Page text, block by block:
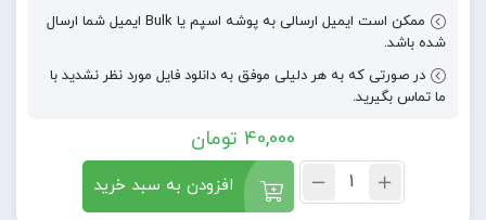
ممکن است ایمیل ارسالی به پوشه اسپم یا Bulk ایمیل شما ارسال
شده باشد.
در صورتی که به هر دلیلی موفق به دانلود فایل مورد نظر نشدید با
ما تماس بگیرید.
40,000 تومان
افزودن به سبد خرید